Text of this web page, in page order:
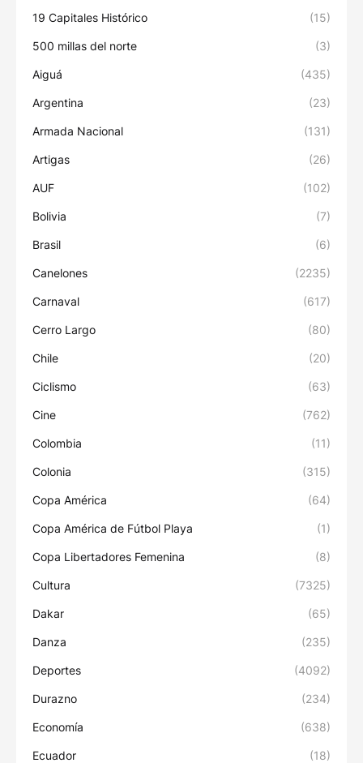
19 Capitales Histórico (15)
500 millas del norte (3)
Aiguá (435)
Argentina (23)
Armada Nacional (131)
Artigas (26)
AUF (102)
Bolivia (7)
Brasil (6)
Canelones (2235)
Carnaval (617)
Cerro Largo (80)
Chile (20)
Ciclismo (63)
Cine (762)
Colombia (11)
Colonia (315)
Copa América (64)
Copa América de Fútbol Playa (1)
Copa Libertadores Femenina (8)
Cultura (7325)
Dakar (65)
Danza (235)
Deportes (4092)
Durazno (234)
Economía (638)
Ecuador (18)